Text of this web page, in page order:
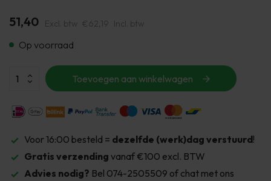
51,40 Excl. btw €62,19 Incl. btw
Op voorraad
Toevoegen aan winkelwagen
Voor 16:00 besteld = dezelfde (werk)dag verstuurd!
Gratis verzending vanaf €100 excl. BTW
Advies nodig? Bel 074-2505509 of chat met ons